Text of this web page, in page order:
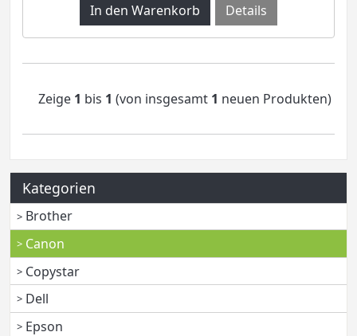
Details
Zeige 1 bis 1 (von insgesamt 1 neuen Produkten)
Kategorien
Brother
Canon
Copystar
Dell
Epson